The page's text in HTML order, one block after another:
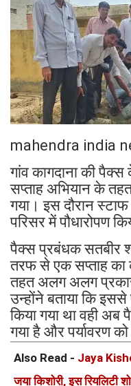
mahendra india
गांव कागदाना की
सप्ताह अभियान के
गया। इस दौरान
परिसर में पौधारोपण
पैक्स प्रबंधक सतबीर
तरफ से एक सप्ताह का
तहत अलग अलग
उन्होंने बताया कि
किया गया था वही अब
गया है और पर्यावरण
Also Read - Jaya
जया किशोरी, इस रियलिटी